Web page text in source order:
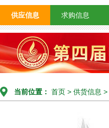
供应信息 求购信息
当前位置： 首页 > 供货信息 >